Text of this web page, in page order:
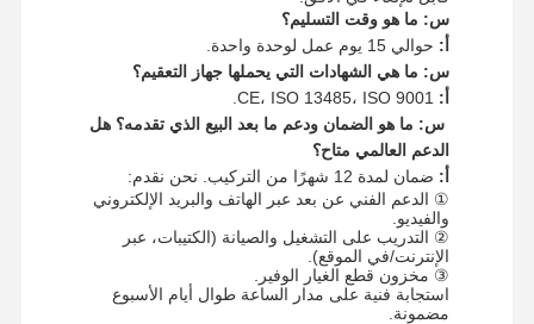
س: ما هو وقت التسليم؟
أ: حوالي 15 يوم عمل لوحدة واحدة.
س: ما هي الشهادات التي يحملها جهاز التعقيم؟
أ: CE، ISO 13485، ISO 9001.
س: ما هو الضمان ودعم ما بعد البيع الذي تقدمه؟ هل
الدعم العالمي متاح؟
أ: ضمان لمدة 12 شهرًا من التركيب. نحن نقدم:
① الدعم الفني عن بعد عبر الهاتف والبريد الإلكتروني
والفيديو.
② التدريب على التشغيل والصيانة (الكتيبات، عبر
الإنترنت/في الموقع).
③ مخزون قطع الغيار الوفير.
استجابة فنية على مدار الساعة طوال أيام الأسبوع
مضمونة.